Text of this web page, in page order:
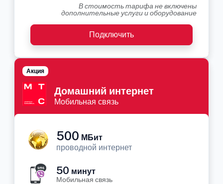
В стоимость тарифа не включены
дополнительные услуги и оборудование
Подключить
Домашний интернет
Мобильная связь
Акция
500 МБит
проводной интернет
50 минут
Мобильная связь